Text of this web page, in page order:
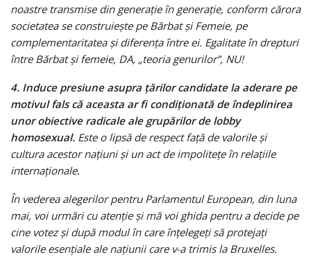
noastre transmise din generație în generație, conform cărora
societatea se construiește pe Bărbat și Femeie, pe
complementaritatea și diferența între ei. Egalitate în drepturi
între Bărbat și femeie, DA, „teoria genurilor”, NU!
4. Induce presiune asupra țărilor candidate la aderare pe
motivul fals că aceasta ar fi condiționată de îndeplinirea
unor obiective radicale ale grupărilor de lobby
homosexual. Este o lipsă de respect față de valorile și
cultura acestor națiuni și un act de impolitețe în relațiile
internaționale.
În vederea alegerilor pentru Parlamentul European, din luna
mai, voi urmări cu atenție și mă voi ghida pentru a decide pe
cine votez și după modul în care înțelegeți să protejați
valorile esențiale ale națiunii care v-a trimis la Bruxelles.